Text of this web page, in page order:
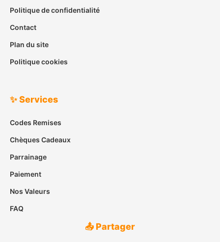
Politique de confidentialité
Contact
Plan du site
Politique cookies
✨ Services
Codes Remises
Chèques Cadeaux
Parrainage
Paiement
Nos Valeurs
FAQ
📤 Partager